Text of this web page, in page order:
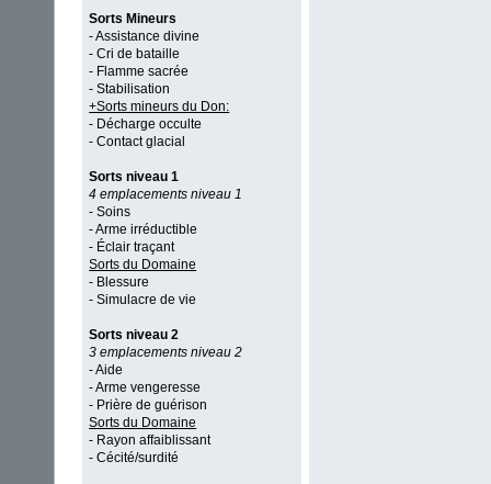
Sorts Mineurs
- Assistance divine
- Cri de bataille
- Flamme sacrée
- Stabilisation
+Sorts mineurs du Don:
- Décharge occulte
- Contact glacial
Sorts niveau 1
4 emplacements niveau 1
- Soins
- Arme irréductible
- Éclair traçant
Sorts du Domaine
- Blessure
- Simulacre de vie
Sorts niveau 2
3 emplacements niveau 2
- Aide
- Arme vengeresse
- Prière de guérison
Sorts du Domaine
- Rayon affaiblissant
- Cécité/surdité